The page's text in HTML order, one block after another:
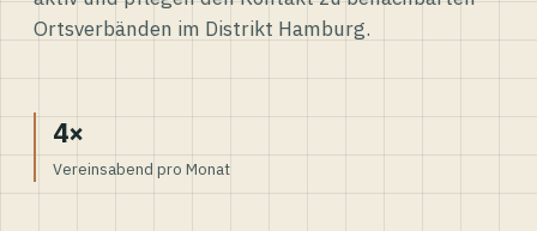
Ortsverbänden im Distrikt Hamburg.
4×
Vereinsabend pro Monat